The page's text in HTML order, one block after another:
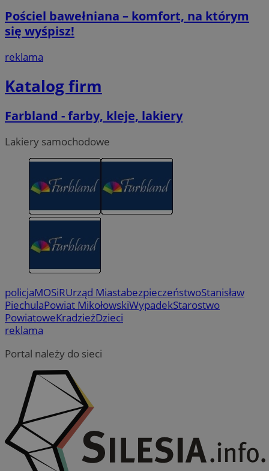
Pościel bawełniana – komfort, na którym
się wyśpisz!
reklama
Katalog firm
Farbland - farby, kleje, lakiery
Lakiery samochodowe
policjaMOSiRUrząd MiastabezpieczeństwoStanisław
PiechulaPowiat MikołowskiWypadekStarostwo
PowiatoweKradzieżDzieci
reklama
Portal należy do sieci